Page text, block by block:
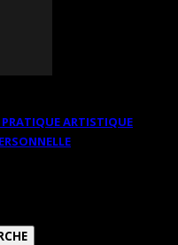
ARTISTIQUE